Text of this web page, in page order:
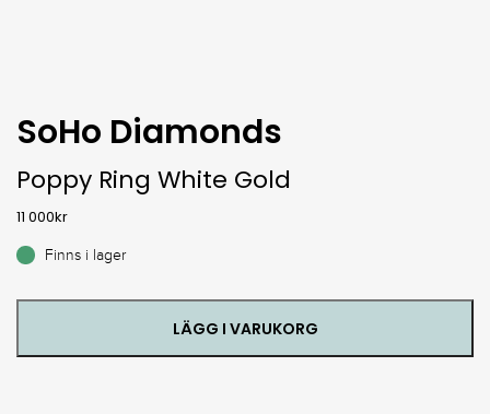
SoHo Diamonds
Poppy Ring White Gold
11 000kr
Finns i lager
LÄGG I VARUKORG